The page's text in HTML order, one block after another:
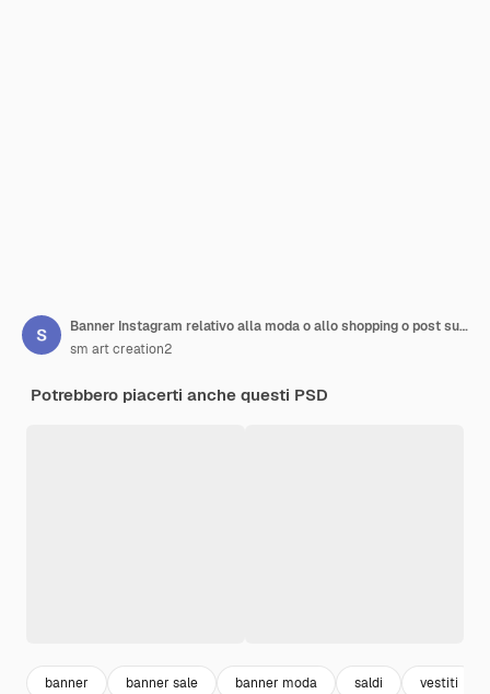
Banner Instagram relativo alla moda o allo shopping o post sui social media o modello di copertina di Facebook
sm art creation2
Potrebbero piacerti anche questi PSD
banner banner sale banner moda saldi vestiti